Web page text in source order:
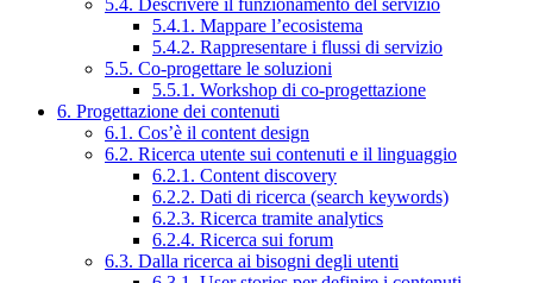
5.4.1. Mappare l’ecosistema
5.4.2. Rappresentare i flussi di servizio
5.5. Co-progettare le soluzioni
5.5.1. Workshop di co-progettazione
6. Progettazione dei contenuti
6.1. Cos’è il content design
6.2. Ricerca utente sui contenuti e il linguaggio
6.2.1. Content discovery
6.2.2. Dati di ricerca (search keywords)
6.2.3. Ricerca tramite analytics
6.2.4. Ricerca sui forum
6.3. Dalla ricerca ai bisogni degli utenti